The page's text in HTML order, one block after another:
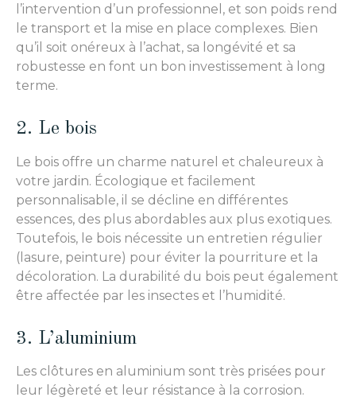
l’intervention d’un professionnel, et son poids rend
le transport et la mise en place complexes. Bien
qu’il soit onéreux à l’achat, sa longévité et sa
robustesse en font un bon investissement à long
terme.
2. Le bois
Le bois offre un charme naturel et chaleureux à
votre jardin. Écologique et facilement
personnalisable, il se décline en différentes
essences, des plus abordables aux plus exotiques.
Toutefois, le bois nécessite un entretien régulier
(lasure, peinture) pour éviter la pourriture et la
décoloration. La durabilité du bois peut également
être affectée par les insectes et l’humidité.
3. L’aluminium
Les clôtures en aluminium sont très prisées pour
leur légèreté et leur résistance à la corrosion.